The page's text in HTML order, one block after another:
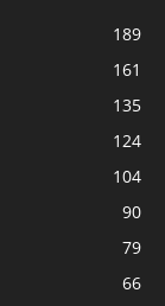
189
161
135
124
104
90
79
66